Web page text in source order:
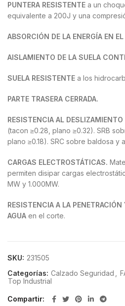
PUNTERA RESISTENTE a un
equivalente a 200J y una
ABSORCIÓN DE LA ENERGÍA EN
AISLAMIENTO DE LA SUELA
SUELA RESISTENTE a los
PARTE TRASERA CERRADA.
RESISTENCIA AL DESLIZAMIENTO
(tacon ≥0.28, plano ≥0.32). SRB
plano ≥0.18). SRC sobre baldosa y
CARGAS ELECTROSTÁTICAS.
permiten disipar cargas
MW y 1.000MW.
RESISTENCIA A LA
AGUA en el corte.
SKU: 231505
Categorías: Calzado Seguridad
Top Industrial
Compartir